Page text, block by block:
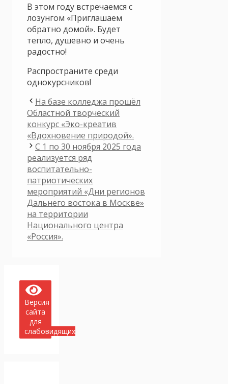
В этом году встречаемся с
лозунгом «Приглашаем
обратно домой». Будет
тепло, душевно и очень
радостно!
Распространите среди
однокурсников!
На базе колледжа прошёл
Областной творческий
конкурс «Эко-креатив
«Вдохновение природой».
С 1 по 30 ноября 2025 года
реализуется ряд
воспитательно-
патриотических
мероприятий «Дни регионов
Дальнего востока в Москве»
на территории
Национального центра
«Россия».
Версия
сайта
для
слабовидящих